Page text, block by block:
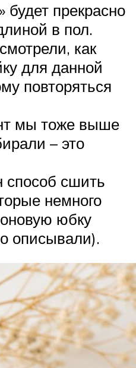
будет прекрасно
в пол.
как
для данной
повторяться
мы тоже выше
– это
способ сшить
немного
юбку
описывали).